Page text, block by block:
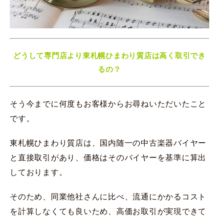
どうして専門店より東札幌ひまわり質店は高く取引でき
るの？
そう今までに何度もお客様からお尋ねいただいたこと
です。
東札幌ひまわり質店は、国内随一の中古楽器バイヤー
と直接取引があり、価格はそのバイヤーを基準に算出
しております。
そのため、同業他社さんに比べ、流通にかかるコスト
を計算しなくても良いため、高価お取引が実現できて